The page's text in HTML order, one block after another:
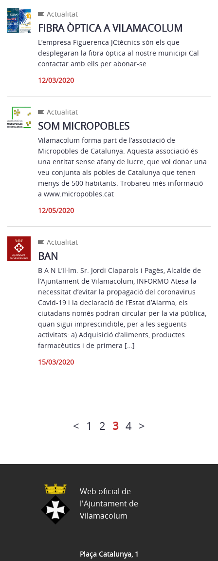
Actualitat
FIBRA ÒPTICA A VILAMACOLUM
L’empresa Figuerenca JCtècnics són els que
desplegaran la fibra òptica al nostre municipi Cal
contactar amb ells per abonar-se
12/03/2020
Actualitat
SOM MICROPOBLES
Vilamacolum forma part de l’associació de
Micropobles de Catalunya. Aquesta associació és
una entitat sense afany de lucre, que vol donar una
veu conjunta als pobles de Catalunya que tenen
menys de 500 habitants. Trobareu més informació
a www.micropobles.cat
12/05/2020
Actualitat
BAN
B A N L’Il·lm. Sr. Jordi Claparols i Pagès, Alcalde de
l’Ajuntament de Vilamacolum, INFORMO Atesa la
necessitat d’evitar la propagació del coronavirus
Covid-19 i la declaració de l’Estat d’Alarma, els
ciutadans només podran circular per la via pública,
quan sigui imprescindible, per a les següents
activitats: a) Adquisició d’aliments, productes
farmacèutics i de primera […]
15/03/2020
< 1 2 3 4 >
Plaça Catalunya, 1
Web oficial de
l'Ajuntament de
Vilamacolum